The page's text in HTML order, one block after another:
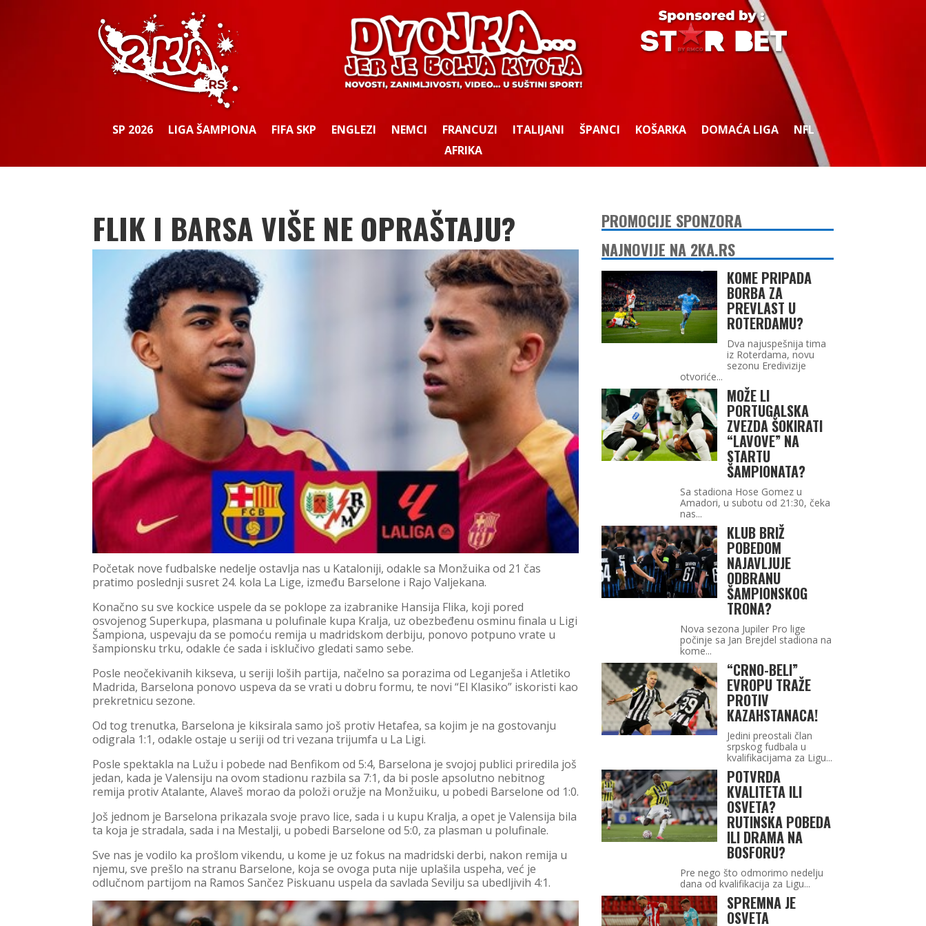
SP 2026 LIGA ŠAMPIONA FIFA SKP ENGLEZI NEMCI FRANCUZI ITALIJANI ŠPANCI KOŠARKA DOMAĆA LIGA
NFL
AFRIKA
FLIK I BARSA VIŠE NE OPRAŠTAJU?
Početak nove fudbalske nedelje ostavlja nas u Kataloniji, odakle sa Monžuika od 21 čas
pratimo poslednji susret 24. kola La Lige, između Barselone i Rajo Valjekana.
Konačno su sve kockice uspele da se poklope za izabranike Hansija Flika, koji pored
osvojenog Superkupa, plasmana u polufinale kupa Kralja, uz obezbeđenu osminu finala u Ligi
Šampiona, uspevaju da se pomoću remija u madridskom derbiju, ponovo potpuno vrate u
šampionsku trku, odakle će sada i isklučivo gledati samo sebe.
Posle neočekivanih kikseva, u seriji loših partija, načelno sa porazima od Leganješa i Atletiko
Madrida, Barselona ponovo uspeva da se vrati u dobru formu, te novi “El Klasiko” iskoristi kao
prekretnicu sezone.
Od tog trenutka, Barselona je kiksirala samo još protiv Hetafea, sa kojim je na gostovanju
odigrala 1:1, odakle ostaje u seriji od tri vezana trijumfa u La Ligi.
Posle spektakla na Lužu i pobede nad Benfikom od 5:4, Barselona je svojoj publici priredila još
jedan, kada je Valensiju na ovom stadionu razbila sa 7:1, da bi posle apsolutno nebitnog
remija protiv Atalante, Alaveš morao da položi oružje na Monžuiku, u pobedi Barselone od 1:0.
Još jednom je Barselona prikazala svoje pravo lice, sada i u kupu Kralja, a opet je Valensija bila
ta koja je stradala, sada i na Mestalji, u pobedi Barselone od 5:0, za plasman u polufinale.
Sve nas je vodilo ka prošlom vikendu, u kome je uz fokus na madridski derbi, nakon remija u
njemu, sve prešlo na stranu Barselone, koja se ovoga puta nije uplašila uspeha, već je
odlučnom partijom na Ramos Sančez Piskuanu uspela da savlada Sevilju sa ubedljivih 4:1.
PROMOCIJE SPONZORA
NAJNOVIJE NA 2KA.RS
KOME PRIPADA
BORBA ZA
PREVLAST U
ROTERDAMU?
Dva najuspešnija tima
iz Roterdama, novu
sezonu Eredivizije
otvoriće...
MOŽE LI
PORTUGALSKA
ZVEZDA ŠOKIRATI
“LAVOVE” NA
STARTU
ŠAMPIONATA?
Sa stadiona Hose Gomez u
Amadori, u subotu od 21:30, čeka
nas...
KLUB BRIŽ
POBEDOM
NAJAVLJUJE
ODBRANU
ŠAMPIONSKOG
TRONA?
Nova sezona Jupiler Pro lige
počinje sa Jan Brejdel stadiona na
kome...
“CRNO-BELI”
EVROPU TRAŽE
PROTIV
KAZAHSTANACA!
Jedini preostali član
srpskog fudbala u
kvalifikacijama za Ligu...
POTVRDA
KVALITETA ILI
OSVETA?
RUTINSKA POBEDA
ILI DRAMA NA
BOSFORU?
Pre nego što odmorimo nedelju
dana od kvalifikacija za Ligu...
SPREMNA JE
OSVETA